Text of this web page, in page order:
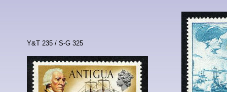
Y&T 235 / S-G 325